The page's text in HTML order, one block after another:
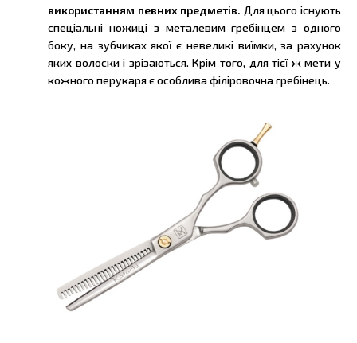
використанням певних предметів. Для цього існують
спеціальні ножиці з металевим гребінцем з одного
боку, на зубчиках якої є невеликі виїмки, за рахунок
яких волоски і зрізаються. Крім того, для тієї ж мети у
кожного перукаря є особлива філіровочна гребінець.